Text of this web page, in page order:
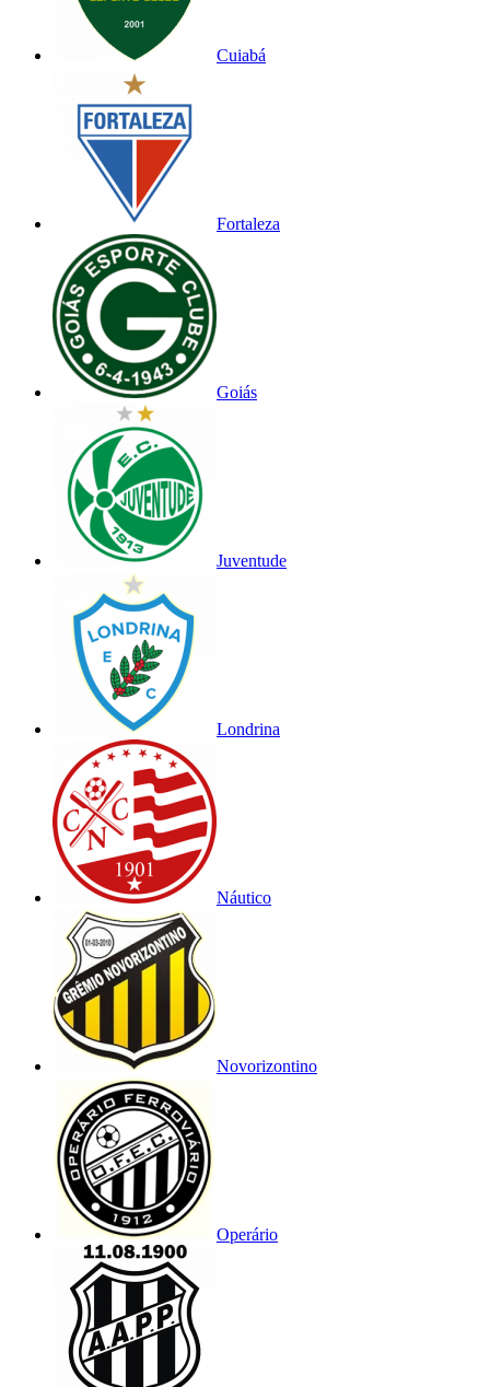
Cuiabá
Fortaleza
Goiás
Juventude
Londrina
Náutico
Novorizontino
Operário